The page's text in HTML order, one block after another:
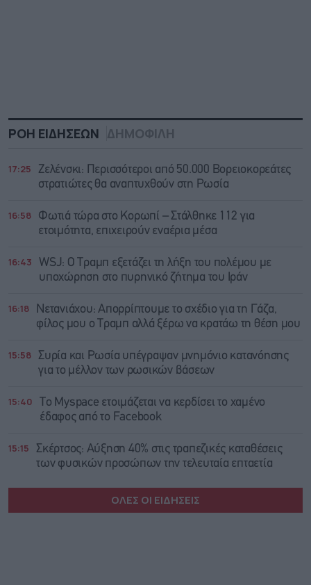
ΡΟΗ ΕΙΔΗΣΕΩΝ ΔΗΜΟΦΙΛΗ
17:25
Ζελένσκι: Περισσότεροι από 50.000 Βορειοκορεάτες
στρατιώτες θα αναπτυχθούν στη Ρωσία
16:58
Φωτιά τώρα στο Κορωπί – Στάλθηκε 112 για
ετοιμότητα, επιχειρούν εναέρια μέσα
16:43
WSJ: Ο Τραμπ εξετάζει τη λήξη του πολέμου με
υποχώρηση στο πυρηνικό ζήτημα του Ιράν
16:18
Νετανιάχου: Απορρίπτουμε το σχέδιο για τη Γάζα,
φίλος μου ο Τραμπ αλλά ξέρω να κρατάω τη θέση μου
15:58
Συρία και Ρωσία υπέγραψαν μνημόνιο κατανόησης
για το μέλλον των ρωσικών βάσεων
15:40
Το Myspace ετοιμάζεται να κερδίσει το χαμένο
έδαφος από το Facebook
15:15
Σκέρτσος: Αύξηση 40% στις τραπεζικές καταθέσεις
των φυσικών προσώπων την τελευταία επταετία
ΟΛΕΣ ΟΙ ΕΙΔΗΣΕΙΣ